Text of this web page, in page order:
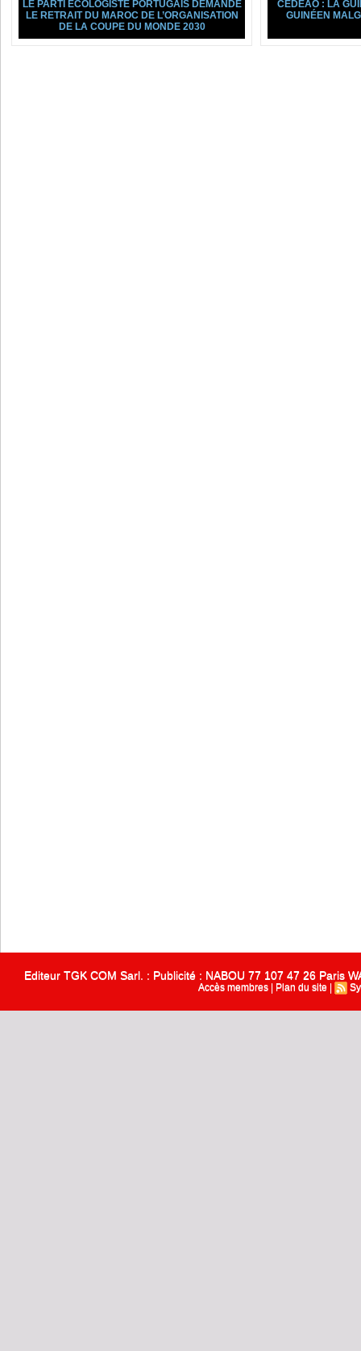
LE PARTI ÉCOLOGISTE PORTUGAIS DEMANDE
LE RETRAIT DU MAROC DE L’ORGANISATION
DE LA COUPE DU MONDE 2030
CEDEAO : LA
GUINÉEN
Editeur TGK COM Sarl. : Publicité : NABOU 77 107 47 26 Paris
Accès membres Plan du site